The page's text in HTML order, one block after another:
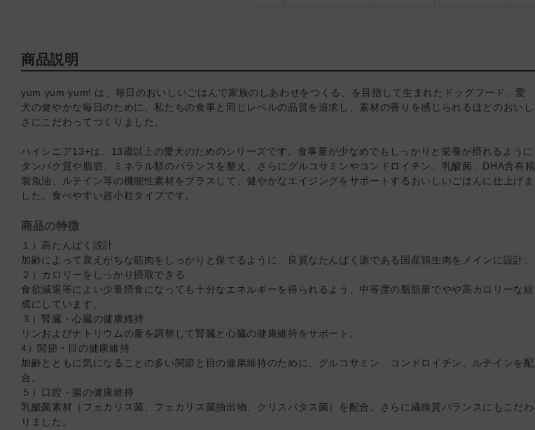
商品説明
yum yum yum! は、毎日のおいしいごはんで家族のしあわせをつくる、を目指して生まれたドッグフード。愛
犬の健やかな毎日のために、私たちの食事と同じレベルの品質を追求し、素材の香りを感じられるほどのおいし
さにこだわってつくりました。
ハイシニア13+は、13歳以上の愛犬のためのシリーズです。食事量が少なめでもしっかりと栄養が摂れるように
タンパク質や脂肪、ミネラル類のバランスを整え、さらにグルコサミンやコンドロイチン、乳酸菌、DHA含有精
製魚油、ルテイン等の機能性素材をプラスして、健やかなエイジングをサポートするおいしいごはんに仕上げま
した。食べやすい超小粒タイプです。
商品の特徴
１）高たんぱく設計
加齢によって衰えがちな筋肉をしっかりと保てるように、良質なたんぱく源である国産鶏生肉をメインに設計。
２）カロリーをしっかり摂取できる
食欲減退等によい少量摂食になっても十分なエネルギーを得られるよう、中等度の脂肪量でやや高カロリーな組
成にしています。
３）腎臓・心臓の健康維持
リンおよびナトリウムの量を調整して腎臓と心臓の健康維持をサポート。
4）関節・目の健康維持
加齢とともに気になることの多い関節と目の健康維持のために、グルコサミン、コンドロイチン、ルテインを配
合。
５）口腔・腸の健康維持
乳酸菌素材（フェカリス菌、フェカリス菌抽出物、クリスパタス菌）を配合。さらに繊維質バランスにもこだわ
りました。